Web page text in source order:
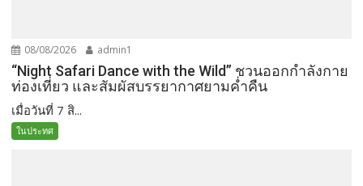
08/08/2026 admin1
“Night Safari Dance with the Wild” ชวนออกกำลังกาย
ท่องเที่ยว และสัมผัสบรรยากาศยามค่ำคืน
เมื่อวันที่ 7 สิ...
ในประทศ